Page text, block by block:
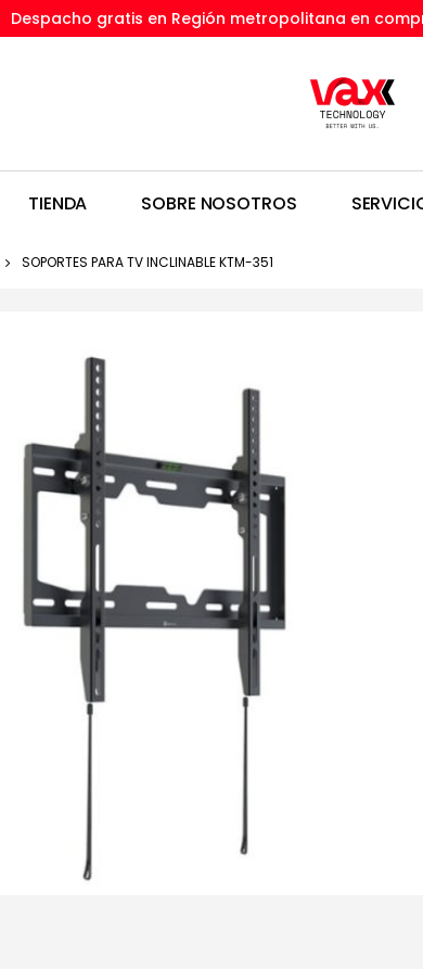
Despacho gratis en Región metropolitana en
TIENDA SOBRE NOSOTROS
SOPORTES PARA TV INCLINABLE KTM-351